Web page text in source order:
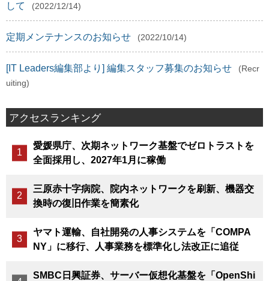
して
(2022/12/14)
定期メンテナンスのお知らせ (2022/10/14)
[IT Leaders編集部より] 編集スタッフ募集のお知らせ
(Recr
uiting)
アクセスランキング
愛媛県庁、次期ネットワーク基盤でゼロトラストを
全面採用し、2027年1月に稼働
三原赤十字病院、院内ネットワークを刷新、機器交
換時の復旧作業を簡素化
ヤマト運輸、自社開発の人事システムを「COMPA
NY」に移行、人事業務を標準化し法改正に追従
SMBC日興証券、サーバー仮想化基盤を「OpenShi